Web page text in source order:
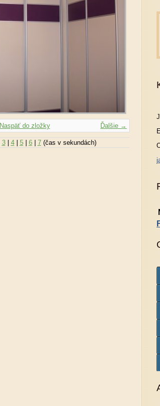
Ďalšie →
Naspäť do zložky
3| 4| 5| 6| 7(čas v sekundách)